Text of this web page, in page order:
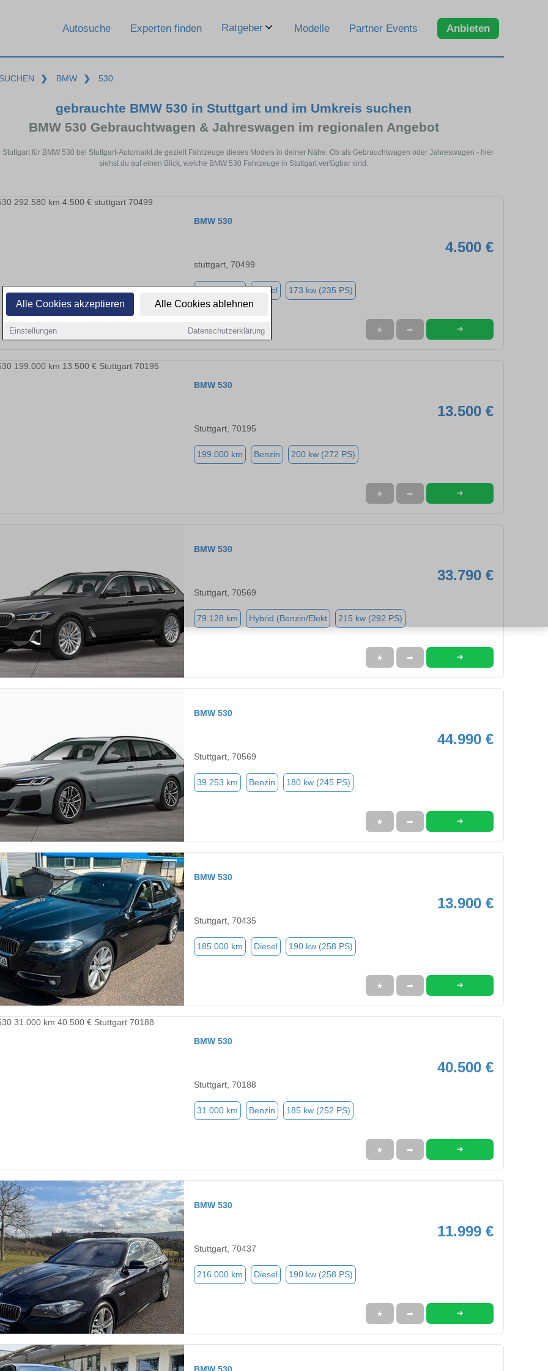
Alle Cookies akzeptieren Alle Cookies ablehnen
Einstellungen Datenschutzerklärung
Autosuche Experten finden Ratgeber Modelle Partner Events Anbieten
❯ BMW ❯ 530
gebrauchte BMW 530 in Stuttgart und im Umkreis suchen
BMW 530 Gebrauchtwagen & Jahreswagen im regionalen Angebot
Stuttgart für BMW 530 bei Stuttgart-Automarkt.de gezielt Fahrzeuge dieses Models in deiner Nähe. Ob als Gebrauchtwagen oder Jahreswagen - hier
siehst du auf einen Blick, welche BMW 530 Fahrzeuge in Stuttgart verfügbar sind.
BMW 530
4.500 €
stuttgart, 70499
Diesel 173 kw (235 PS)
★ ➦ ➜
BMW 530
13.500 €
Stuttgart, 70195
199.000 km Benzin 200 kw (272 PS)
★ ➦ ➜
BMW 530
33.790 €
Stuttgart, 70569
79.128 km Hybrid (Benzin/Elekt 215 kw (292 PS)
★ ➦ ➜
BMW 530
44.990 €
Stuttgart, 70569
39.253 km Benzin 180 kw (245 PS)
★ ➦ ➜
BMW 530
13.900 €
Stuttgart, 70435
185.000 km Diesel 190 kw (258 PS)
★ ➦ ➜
BMW 530
40.500 €
Stuttgart, 70188
31.000 km Benzin 185 kw (252 PS)
★ ➦ ➜
BMW 530
11.999 €
Stuttgart, 70437
216.000 km Diesel 190 kw (258 PS)
★ ➦ ➜